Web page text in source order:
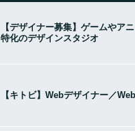
【デザイナー募集】ゲームやア
特化のデザインスタジオ
【キトビ】Webデザイナー／